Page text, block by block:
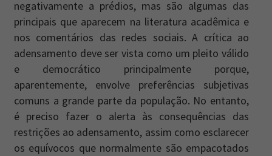
negativamente a prédios, mas são algumas das
principais que aparecem na literatura acadêmica e
nos comentários das redes sociais. A crítica ao
adensamento deve ser vista como um pleito válido
e democrático principalmente porque,
aparentemente, envolve preferências subjetivas
comuns a grande parte da população. No entanto,
é preciso fazer o alerta às consequências das
restrições ao adensamento, assim como esclarecer
os equívocos que normalmente são empacotados